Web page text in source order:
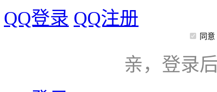
QQ登录 QQ注册
同意
亲，登录